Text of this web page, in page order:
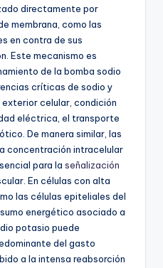
directamente por
membrana, como las
en contra de sus
Este mecanismo es
de la bomba sodio
críticas de sodio y
celular, condición
eléctrica, el transporte
De manera similar, las
concentración intracelular
para la señalización
En células con alta
las células epiteliales del
energético asociado a
potasio puede
del gasto
a la intensa reabsorción